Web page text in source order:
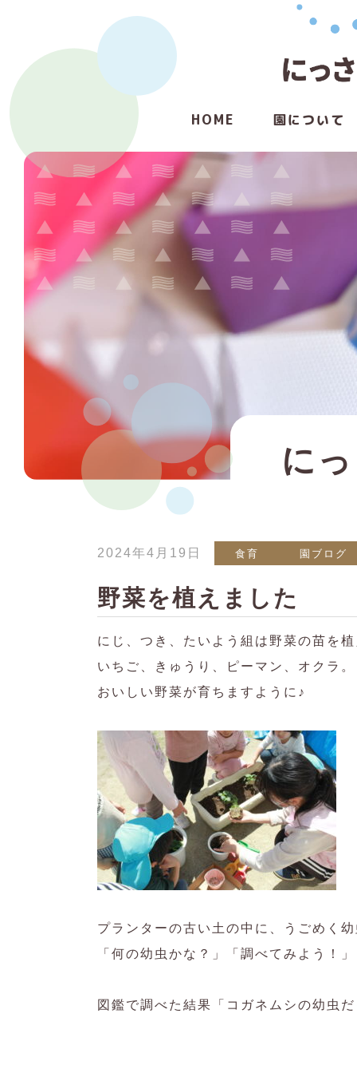
HOME 園について
に
2024年4月19日 食育 園ブログ
野菜を植えました
にじ、つき、たいよう組は野菜の苗を植
いちご、きゅうり、ピーマン、オクラ。
おいしい野菜が育ちますように♪
プランターの古い土の中に、うごめく幼
「何の幼虫かな？」「調べてみよう！
図鑑で調べた結果「コガネムシの幼虫